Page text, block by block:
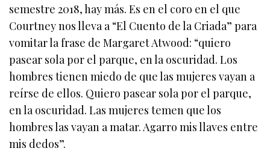
semestre 2018, hay más. Es en el coro en el que
Courtney nos lleva a “El Cuento de la Criada” para
vomitar la frase de Margaret Atwood: “quiero
pasear sola por el parque, en la oscuridad. Los
hombres tienen miedo de que las mujeres vayan a
reírse de ellos. Quiero pasear sola por el parque,
en la oscuridad. Las mujeres temen que los
hombres las vayan a matar. Agarro mis llaves entre
mis dedos”.